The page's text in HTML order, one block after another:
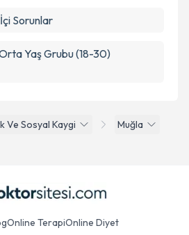
Ve Sosyal Kaygi
Muğla
Sorunlar
Yaş Grubu (18-30)
Online TerapiOnline Diyet